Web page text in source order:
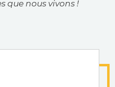
que nous vivons !